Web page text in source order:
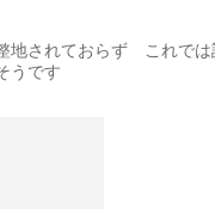
されておらず これでは
うです